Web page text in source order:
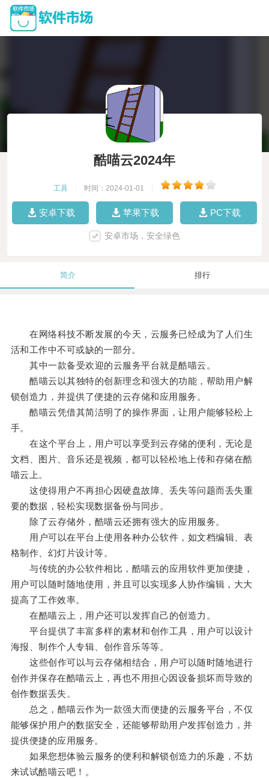
酷喵云2024年
工具 时间：2024-01-01
安卓下载 苹果下载 PC下载
安卓市场，安全绿色
简介 排行
在网络科技不断发展的今天，云服务已经成为了人们生
活和工作中不可或缺的一部分。
其中一款备受欢迎的云服务平台就是酷喵云。
酷喵云以其独特的创新理念和强大的功能，帮助用户解
锁创造力，并提供了便捷的云存储和应用服务。
酷喵云凭借其简洁明了的操作界面，让用户能够轻松上
手。
在这个平台上，用户可以享受到云存储的便利，无论是
文档、图片、音乐还是视频，都可以轻松地上传和存储在酷
喵云上。
这使得用户不再担心因硬盘故障、丢失等问题而丢失重
要的数据，轻松实现数据备份与同步。
除了云存储外，酷喵云还拥有强大的应用服务。
用户可以在平台上使用各种办公软件，如文档编辑、表
格制作、幻灯片设计等。
与传统的办公软件相比，酷喵云的应用软件更加便捷，
用户可以随时随地使用，并且可以实现多人协作编辑，大大
提高了工作效率。
在酷喵云上，用户还可以发挥自己的创造力。
平台提供了丰富多样的素材和创作工具，用户可以设计
海报、制作个人专辑、创作音乐等等。
这些创作可以与云存储相结合，用户可以随时随地进行
创作并保存在酷喵云上，再也不用担心因设备损坏而导致的
创作数据丢失。
总之，酷喵云作为一款强大而便捷的云服务平台，不仅
能够保护用户的数据安全，还能够帮助用户发挥创造力，并
提供便捷的应用服务。
如果您想体验云服务的便利和解锁创造力的乐趣，不妨
来试试酷喵云吧！。